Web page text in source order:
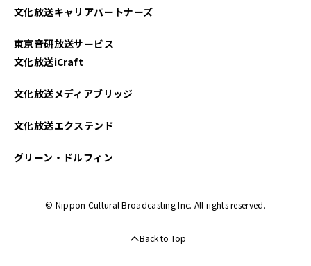
文化放送キャリアパートナーズ
東京音研放送サービス
文化放送iCraft
文化放送メディアブリッジ
文化放送エクステンド
グリーン・ドルフィン
© Nippon Cultural Broadcasting Inc. All rights reserved.
Back to Top